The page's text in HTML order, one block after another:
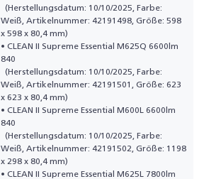
(Herstellungsdatum: 10/10/2025, Farbe:
Weiß, Artikelnummer: 42191498, Größe: 598
x 598 x 80,4 mm)
• CLEAN II Supreme Essential M625Q 6600lm
840
(Herstellungsdatum: 10/10/2025, Farbe:
Weiß, Artikelnummer: 42191501, Größe: 623
x 623 x 80,4 mm)
• CLEAN II Supreme Essential M600L 6600lm
840
(Herstellungsdatum: 10/10/2025, Farbe:
Weiß, Artikelnummer: 42191502, Größe: 1198
x 298 x 80,4 mm)
• CLEAN II Supreme Essential M625L 7800lm